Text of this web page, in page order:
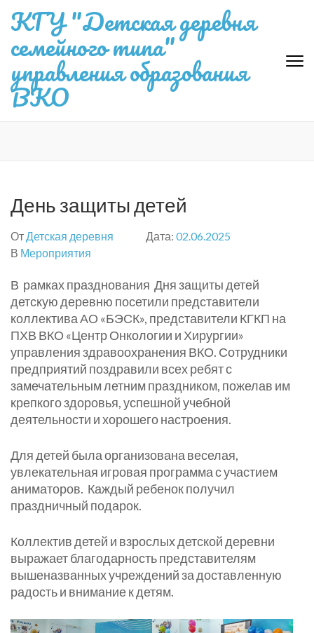
Перейти
содержимому
(нажмите
Enter)
КГУ "Детская деревня
семейного типа"
управления образования
ВКО
День защиты детей
ОтДетская деревня Дата: 02.06.2025
В Мероприятия
В рамках празднования Дня защиты детей
детскую деревню посетили представители
коллектива АО «БЭСК», представители КГКП на
ПХВ ВКО «Центр Онкологии и Хирургии»
управления здравоохранения ВКО. Сотрудники
предприятий поздравили всех ребят с
замечательным летним праздником, пожелав им
крепкого здоровья, успешной учебной
деятельности и хорошего настроения.
Для детей была организована веселая,
увлекательная игровая программа с участием
аниматоров. Каждый ребенок получил
праздничный подарок.
Коллектив детей и взрослых детской деревни
выражает благодарность представителям
вышеназванных учреждений за доставленную
радость и внимание к детям.